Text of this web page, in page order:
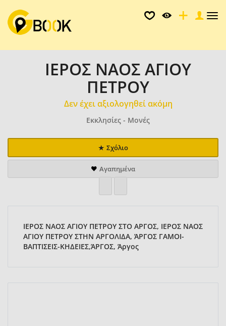
ΙΕΡΟΣ ΝΑΟΣ ΑΓΙΟΥ
ΠΕΤΡΟΥ
Δεν έχει αξιολογηθεί ακόμη
Εκκλησίες - Μονές
Σχόλιο
Αγαπημένα
ΙΕΡΟΣ ΝΑΟΣ ΑΓΙΟΥ ΠΕΤΡΟΥ ΣΤΟ ΑΡΓΟΣ, ΙΕΡΟΣ ΝΑΟΣ
ΑΓΙΟΥ ΠΕΤΡΟΥ ΣΤΗΝ ΑΡΓΟΛΙΔΑ, ΆΡΓΟΣ ΓΑΜΟΙ-
ΒΑΠΤΙΣΕΙΣ-ΚΗΔΕΙΕΣ,ΆΡΓΟΣ, Άργος